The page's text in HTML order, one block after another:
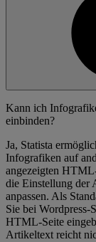
Kann ich
einbinden?
Ja, Statista
Infografiken auf
angezeigten
die Einstellung der
anpassen. Als
Sie bei Wordpress-
HTML-Seite
Artikeltext reicht